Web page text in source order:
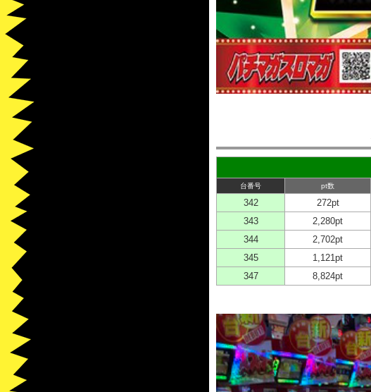
台番号 pt数
342 272pt
343
2,280pt
344
2,702pt
345
1,121pt
347
8,824pt